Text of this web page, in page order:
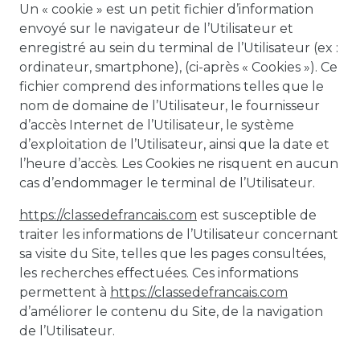
Un « cookie » est un petit fichier d’information
envoyé sur le navigateur de l’Utilisateur et
enregistré au sein du terminal de l’Utilisateur (ex :
ordinateur, smartphone), (ci-après « Cookies »). Ce
fichier comprend des informations telles que le
nom de domaine de l’Utilisateur, le fournisseur
d’accès Internet de l’Utilisateur, le système
d’exploitation de l’Utilisateur, ainsi que la date et
l’heure d’accès. Les Cookies ne risquent en aucun
cas d’endommager le terminal de l’Utilisateur.
https://classedefrancais.com est susceptible de
traiter les informations de l’Utilisateur concernant
sa visite du Site, telles que les pages consultées,
les recherches effectuées. Ces informations
permettent à https://classedefrancais.com
d’améliorer le contenu du Site, de la navigation
de l’Utilisateur.